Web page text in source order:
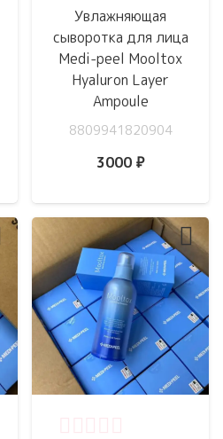
Увлажняющая
сыворотка для лица
Medi-peel Mooltox
Hyaluron Layer
Ampoule
8809941820904
3000 ₽